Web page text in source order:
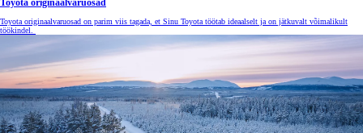
Toyota originaalvaruosad
Toyota originaalvaruosad on parim viis tagada, et Sinu Toyota töötab ideaalselt ja on jätkuvalt võimalikult
töökindel.